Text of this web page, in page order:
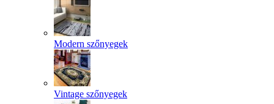
Modern szőnyegek
Vintage szőnyegek